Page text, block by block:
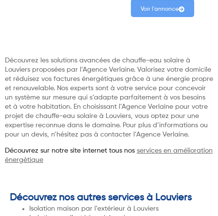
Voir l'annonce
Découvrez les solutions avancées de chauffe-eau solaire à
Louviers proposées par l’Agence Verlaine. Valorisez votre domicile
et réduisez vos factures énergétiques grâce à une énergie propre
et renouvelable. Nos experts sont à votre service pour concevoir
un système sur mesure qui s’adapte parfaitement à vos besoins
et à votre habitation. En choisissant l’Agence Verlaine pour votre
projet de chauffe-eau solaire à Louviers, vous optez pour une
expertise reconnue dans le domaine. Pour plus d’informations ou
pour un devis, n’hésitez pas à contacter l’Agence Verlaine.
Découvrez sur notre site internet tous nos services en amélioration
énergétique
Découvrez nos autres services à Louviers
Isolation maison par l’extérieur à Louviers